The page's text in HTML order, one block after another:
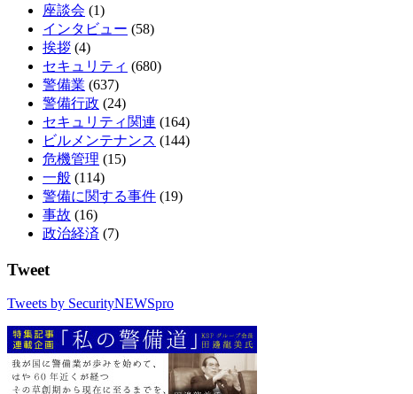
座談会 (1)
インタビュー (58)
挨拶 (4)
セキュリティ (680)
警備業 (637)
警備行政 (24)
セキュリティ関連 (164)
ビルメンテナンス (144)
危機管理 (15)
一般 (114)
警備に関する事件 (19)
事故 (16)
政治経済 (7)
Tweet
Tweets by SecurityNEWSpro